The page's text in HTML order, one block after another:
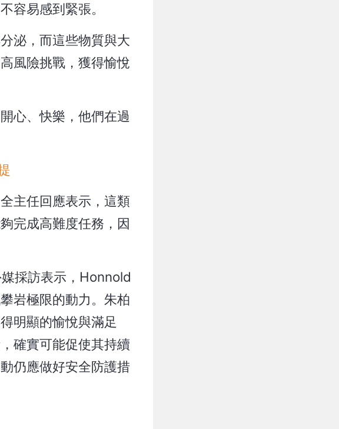
容易感到緊張。
泌，而這些物質與大
風險挑戰，獲得愉悅
心、快樂，他們在過
主任回應表示，這類
完成高難度任務，因
採訪表示，Honnold
岩極限的動力。朱柏
明顯的愉悅與滿足
確實可能促使其持續
仍應做好安全防護措